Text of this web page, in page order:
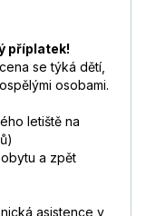
příplatek!
se týká dětí,
osobami.
letiště na
a zpět
asistence v